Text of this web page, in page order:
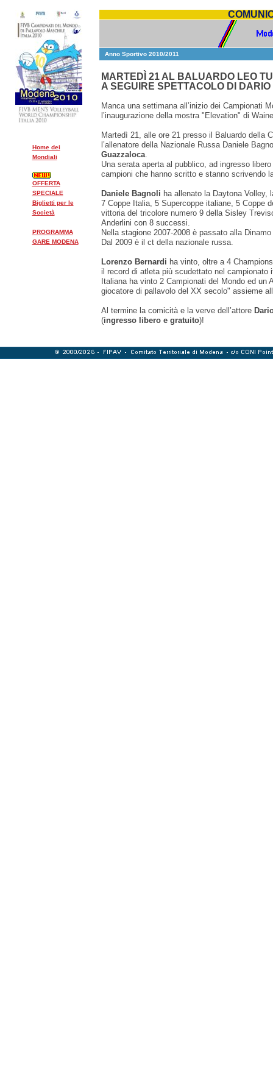
Home dei
Mondiali
OFFERTA
SPECIALE
Biglietti per le
Società
PROGRAMMA
GARE MODENA
Anno Sportivo 2010/2011
MARTEDÌ 21 AL BALUARDO LEO
A SEGUIRE SPETTACOLO DI
Manca una settimana all’inizio dei Campionati
l’inaugurazione della mostra "Elevation" di
Martedì 21, alle ore 21 presso il Baluardo della
l’allenatore della Nazionale Russa Daniele
Guazzaloca.
Una serata aperta al pubblico, ad ingresso
campioni che hanno scritto e stanno scrivendo
Daniele Bagnoli ha allenato la Daytona
7 Coppe Italia, 5 Supercoppe italiane, 5 Coppe
vittoria del tricolore numero 9 della Sisley
Anderlini con 8 successi.
Nella stagione 2007-2008 è passato alla
Dal 2009 è il ct della nazionale russa.
Lorenzo Bernardi ha vinto, oltre a 4
il record di atleta più scudettato nel
Italiana ha vinto 2 Campionati del Mondo ed
giocatore di pallavolo del XX secolo" assieme
Al termine la comicità e la verve dell’attore
(ingresso libero e gratuito)!